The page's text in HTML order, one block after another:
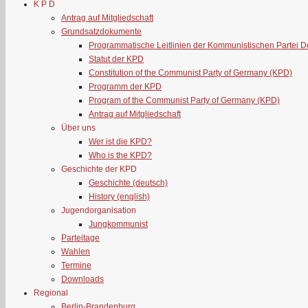
K P D
Antrag auf Mitgliedschaft
Grundsatzdokumente
Programmatische Leitlinien der Kommunistischen Partei
Statut der KPD
Constitution of the Communist Party of Germany (KPD)
Programm der KPD
Program of the Communist Party of Germany (KPD)
Antrag auf Mitgliedschaft
Über uns
Wer ist die KPD?
Who is the KPD?
Geschichte der KPD
Geschichte (deutsch)
History (english)
Jugendorganisation
Jungkommunist
Parteitage
Wahlen
Termine
Downloads
Regional